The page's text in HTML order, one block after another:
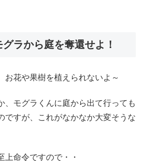
ラから庭を奪還せよ！
お花や果樹を植えられないよ～
、モグラくんに庭から出て行っても
ですが、これがなかなか大変そうな
上命令ですので・・